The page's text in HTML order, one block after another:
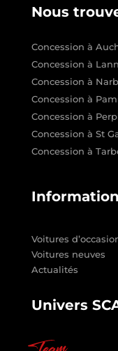
Nous
Concession à
Concession à
Concession à
Concession à
Concession à
Concession à St
Concession à
Information
Voitures
Voitures neuves
Actualités
Univers